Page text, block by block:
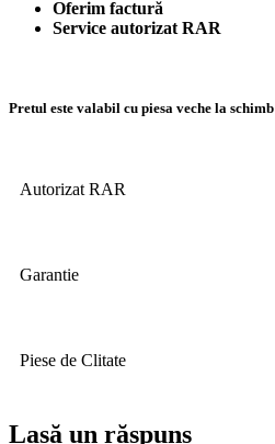
Oferim factură
Service autorizat RAR
Pretul este valabil cu piesa veche la schimb
Autorizat RAR
Garantie
Piese de Clitate
Lasă un răspuns